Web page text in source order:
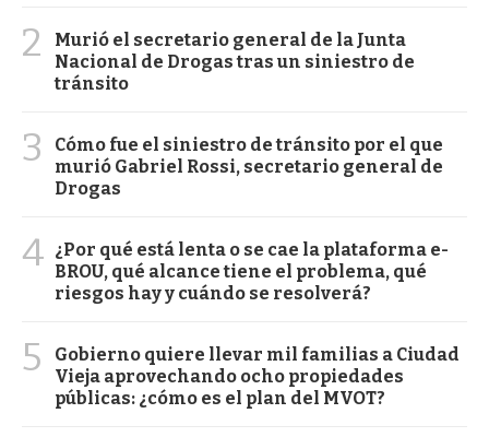
2
Murió el secretario general de la Junta
Nacional de Drogas tras un siniestro de
tránsito
3
Cómo fue el siniestro de tránsito por el que
murió Gabriel Rossi, secretario general de
Drogas
4 ¿Por qué está lenta o se cae la plataforma e-
BROU, qué alcance tiene el problema, qué
riesgos hay y cuándo se resolverá?
5
Gobierno quiere llevar mil familias a Ciudad
Vieja aprovechando ocho propiedades
públicas: ¿cómo es el plan del MVOT?